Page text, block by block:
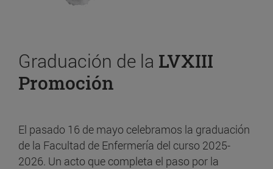
Graduación de la LVXIII
Promoción
El pasado 16 de mayo celebramos la graduación
de la Facultad de Enfermería del curso 2025-
2026. Un acto que completa el paso por la